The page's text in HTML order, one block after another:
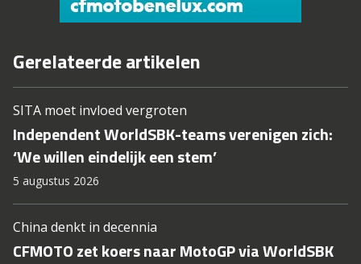
Gerelateerde artikelen
SITA moet invloed vergroten
Independent WorldSBK-teams verenigen zich:
‘We willen eindelijk een stem’
5 augustus 2026
China denkt in decennia
CFMOTO zet koers naar MotoGP via WorldSBK